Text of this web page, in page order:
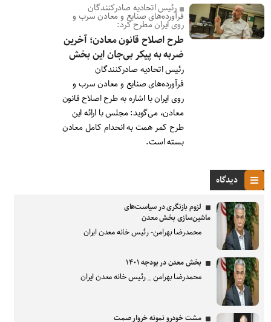
رئیس اتحادیه صادرکنندگان
فرآورده‌های صنایع و معادن سرب و
روی ایران مطرح کرد:
طرح اصلاح قانون معادن؛ آخرین
ضربه به پیکر بی‌جان این بخش
رئیس اتحادیه صادرکنندگان
فرآورده‌های صنایع و معادن سرب و
روی ایران با اشاره به طرح اصلاح قانون
معادن، می‌گوید: مجلس با ارائه این
طرح کمر همت به انحدام کامل معادن
بسته است.
دیدگاه
لزوم بازنگری در سیاست‌های
ماشین‌سازی بخش معدن
محمدرضا بهرامن- رئیس خانه معدن ایران
بخش معدن در بودجه ۱۴۰۱
محمدرضا بهرامن _ رئیس خانه معدن ایران
مشت خودرو نمونه خروار صمت